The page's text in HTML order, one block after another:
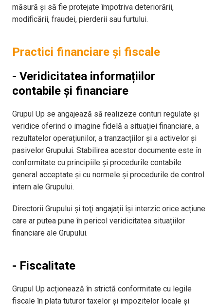
măsură și să fie protejate împotriva deteriorării,
modificării, fraudei, pierderii sau furtului.
Practici financiare şi fiscale
- Veridicitatea informațiilor
contabile și financiare
Grupul Up se angajează să realizeze conturi regulate și
veridice oferind o imagine fidelă a situației financiare, a
rezultatelor operațiunilor, a tranzacțiilor și a activelor și
pasivelor Grupului. Stabilirea acestor documente este în
conformitate cu principiile și procedurile contabile
general acceptate și cu normele şi procedurile de control
intern ale Grupului.
Directorii Grupului și toţi angajații îşi interzic orice acțiune
care ar putea pune în pericol veridicitatea situațiilor
financiare ale Grupului.
- Fiscalitate
Grupul Up acționează în strictă conformitate cu legile
fiscale în plata tuturor taxelor și impozitelor locale și